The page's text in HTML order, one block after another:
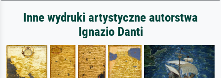
Inne wydruki artystyczne autorstwa
Ignazio Danti